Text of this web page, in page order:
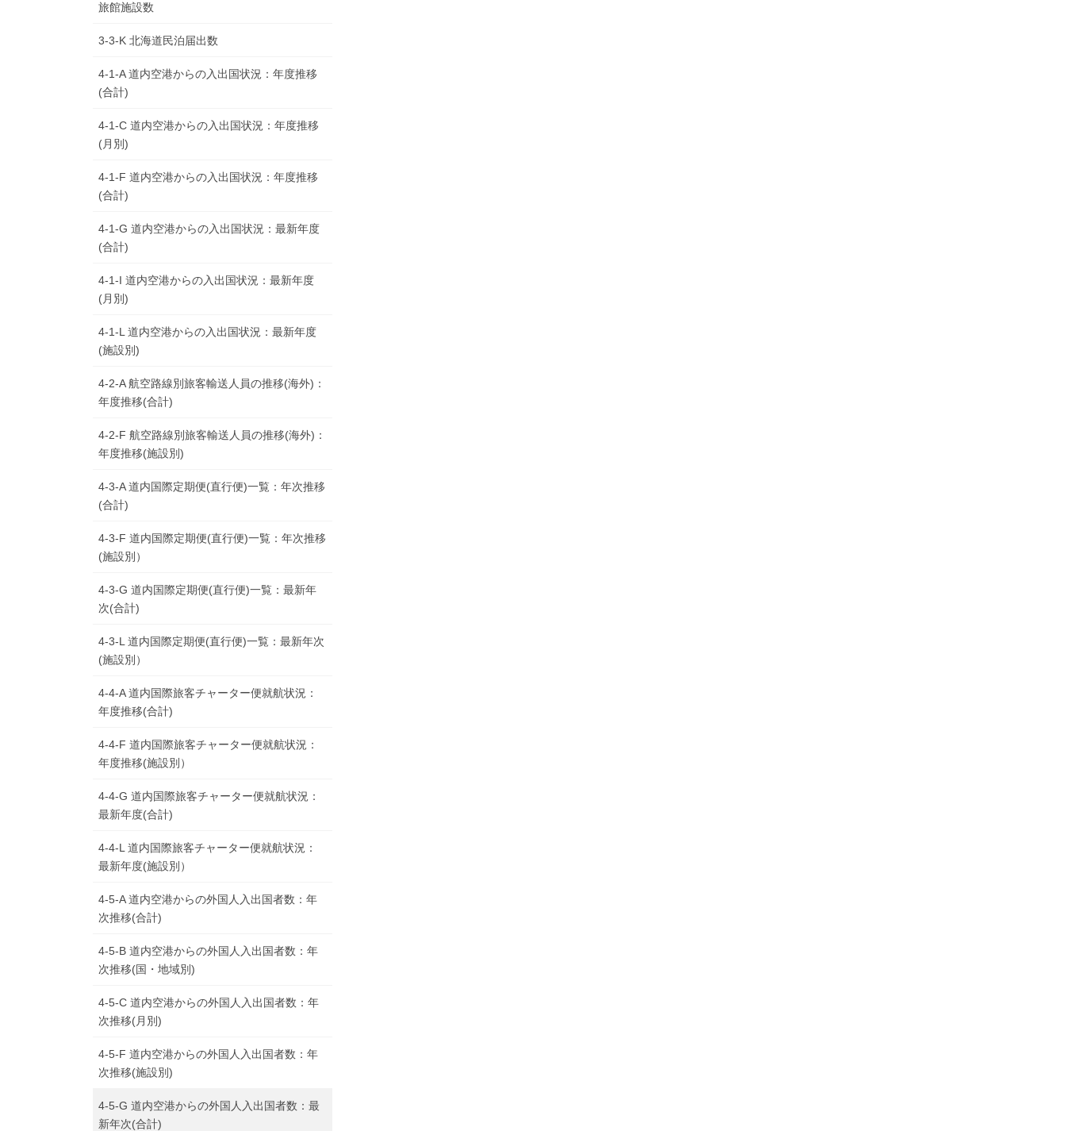
旅館施設数
3-3-K 北海道民泊届出数
4-1-A 道内空港からの入出国状況：年度推移
(合計)
4-1-C 道内空港からの入出国状況：年度推移
(月別)
4-1-F 道内空港からの入出国状況：年度推移
(合計)
4-1-G 道内空港からの入出国状況：最新年度
(合計)
4-1-I 道内空港からの入出国状況：最新年度
(月別)
4-1-L 道内空港からの入出国状況：最新年度
(施設別)
4-2-A 航空路線別旅客輸送人員の推移(海外)：
年度推移(合計)
4-2-F 航空路線別旅客輸送人員の推移(海外)：
年度推移(施設別)
4-3-A 道内国際定期便(直行便)一覧：年次推移
(合計)
4-3-F 道内国際定期便(直行便)一覧：年次推移
(施設別）
4-3-G 道内国際定期便(直行便)一覧：最新年
次(合計)
4-3-L 道内国際定期便(直行便)一覧：最新年次
(施設別）
4-4-A 道内国際旅客チャーター便就航状況：
年度推移(合計)
4-4-F 道内国際旅客チャーター便就航状況：
年度推移(施設別）
4-4-G 道内国際旅客チャーター便就航状況：
最新年度(合計)
4-4-L 道内国際旅客チャーター便就航状況：
最新年度(施設別）
4-5-A 道内空港からの外国人入出国者数：年
次推移(合計)
4-5-B 道内空港からの外国人入出国者数：年
次推移(国・地域別)
4-5-C 道内空港からの外国人入出国者数：年
次推移(月別)
4-5-F 道内空港からの外国人入出国者数：年
次推移(施設別)
4-5-G 道内空港からの外国人入出国者数：最
新年次(合計)